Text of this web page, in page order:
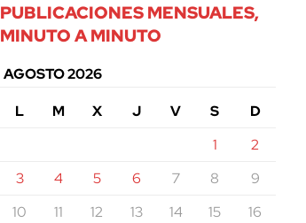
PUBLICACIONES MENSUALES,
MINUTO A MINUTO
AGOSTO 2026
L
M X J V S
D
1
2
3
4 5 6 7 8
9
10
11 12 13 14 15
16